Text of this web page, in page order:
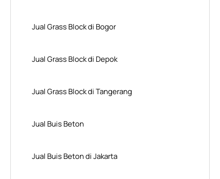
Jual Grass Block di Bogor
Jual Grass Block di Depok
Jual Grass Block di Tangerang
Jual Buis Beton
Jual Buis Beton di Jakarta